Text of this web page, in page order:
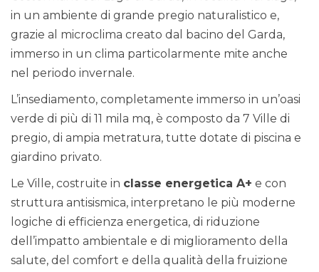
in un ambiente di grande pregio naturalistico e,
grazie al microclima creato dal bacino del Garda,
immerso in un clima particolarmente mite anche
nel periodo invernale.
L’insediamento, completamente immerso in un’oasi
verde di più di 11 mila mq, è composto da 7 Ville di
pregio, di ampia metratura, tutte dotate di piscina e
giardino privato.
Le Ville, costruite in classe energetica A+ e con
struttura antisismica, interpretano le più moderne
logiche di efficienza energetica, di riduzione
dell’impatto ambientale e di miglioramento della
salute, del comfort e della qualità della fruizione